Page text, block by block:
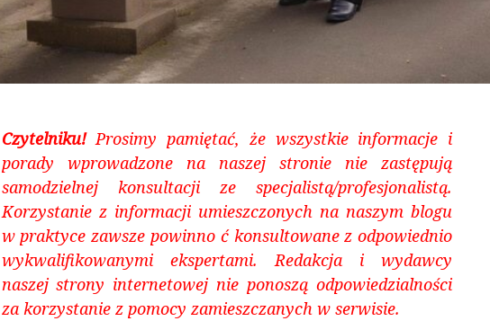
Czytelniku!Prosimy pamiętać, że wszystkie informacje i
porady wprowadzone na naszej stronie nie zastępują
samodzielnej konsultacji ze specjalistą/profesjonalistą.
Korzystanie z informacji umieszczonych na naszym blogu
w praktyce zawsze powinno ć konsultowane z odpowiednio
wykwalifikowanymi ekspertami. Redakcja i wydawcy
naszej strony internetowej nie ponoszą odpowiedzialności
za korzystanie z pomocy zamieszczanych w serwisie.